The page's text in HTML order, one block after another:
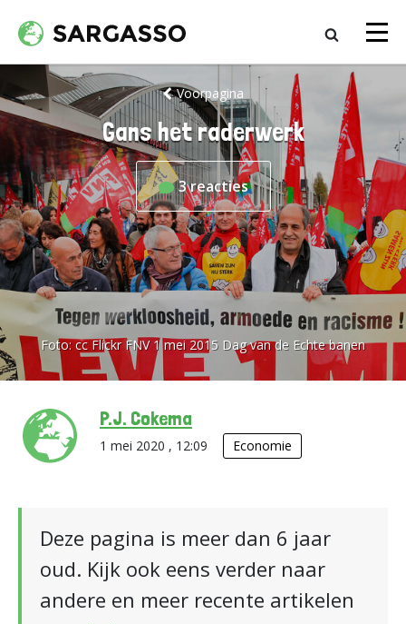
Voorpagina
Gans het raderwerk
3reacties
Foto:cc Flickr FNV 1 mei 2015 Dag van de Echte banen
P.J. Cokema
1 mei 2020 , 12:09 Economie
Deze pagina is meer dan 6 jaar
oud. Kijk ook eens verder naar
andere en meer recente artikelen